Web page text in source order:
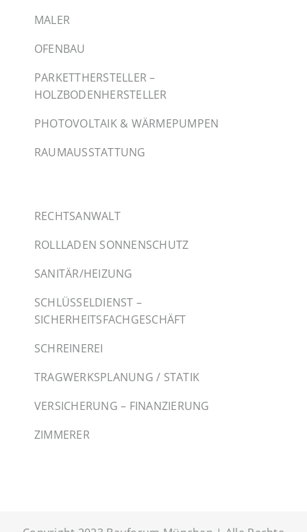
MALER
OFENBAU
PARKETTHERSTELLER –
HOLZBODENHERSTELLER
PHOTOVOLTAIK & WÄRMEPUMPEN
RAUMAUSSTATTUNG
RECHTSANWALT
ROLLLADEN SONNENSCHUTZ
SANITÄR/HEIZUNG
SCHLÜSSELDIENST –
SICHERHEITSFACHGESCHÄFT
SCHREINEREI
TRAGWERKSPLANUNG / STATIK
VERSICHERUNG – FINANZIERUNG
ZIMMERER